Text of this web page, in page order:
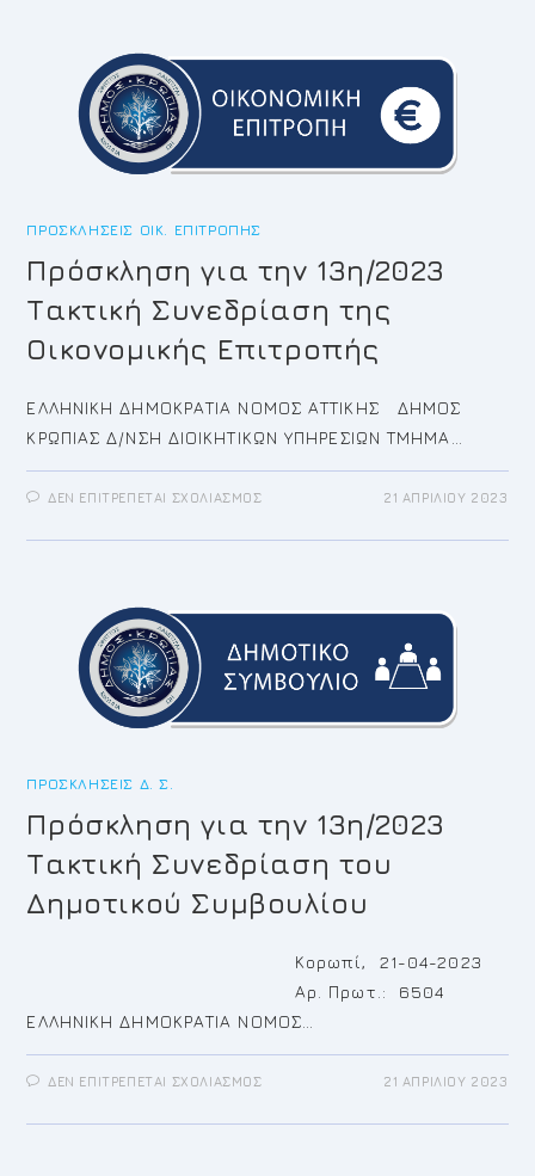
ΣΤΗ
1,
ΚΈΝΤΡΟ-
ΠΡΟΑΣΤΙΑΚΌΣ
ΔΕΥΤΈΡΑ
5
ΜΑΪ́ΟΥ
2023
ΠΡΟΣΚΛΉΣΕΙΣ ΟΙΚ. ΕΠΙΤΡΟΠΉΣ
Πρόσκληση για την 13η/2023
Τακτική Συνεδρίαση της
Οικονομικής Επιτροπής
ΕΛΛΗΝΙΚΗ ΔΗΜΟΚΡΑΤΙΑ ΝΟΜΟΣ ΑΤΤΙΚΗΣ ΔΗΜΟΣ
ΚΡΩΠΙΑΣ Δ/ΝΣΗ ΔΙΟΙΚΗΤΙΚΩΝ ΥΠΗΡΕΣΙΩΝ ΤΜΗΜΑ…
ΔΕΝ ΕΠΙΤΡΈΠΕΤΑΙ ΣΧΟΛΙΑΣΜΌΣΣΤΟ
ΤΗΝ
ΟΙΚΟΝΟΜΙΚΉΣ
21 ΑΠΡΙΛΊΟΥ 2023
ΠΡΟΣΚΛΉΣΕΙΣ Δ. Σ.
Πρόσκληση για την 13η/2023
Τακτική Συνεδρίαση του
Δημοτικού Συμβουλίου
Κορωπί, 21-04-2023
Αρ. Πρωτ.: 6504
ΕΛΛΗΝΙΚΗ ΔΗΜΟΚΡΑΤΙΑ ΝΟΜΟΣ…
ΔΕΝ ΕΠΙΤΡΈΠΕΤΑΙ ΣΧΟΛΙΑΣΜΌΣΣΤΟ
ΤΗΝ
21 ΑΠΡΙΛΊΟΥ 2023